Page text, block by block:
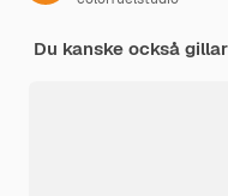
Du kanske också